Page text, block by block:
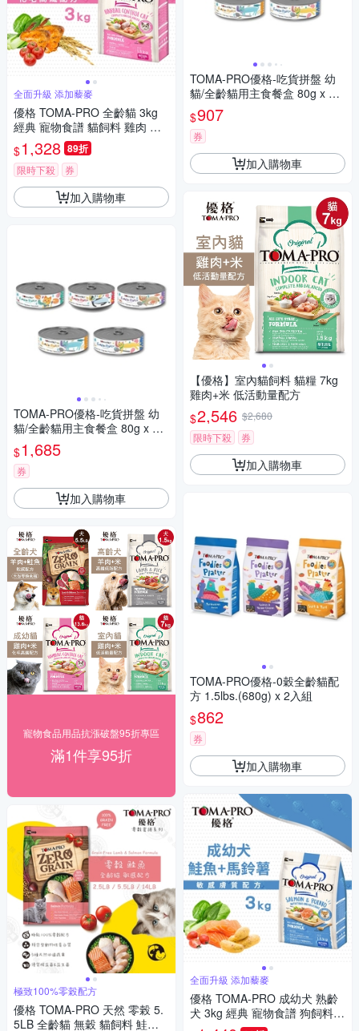
全面升級 添加藜麥
優格 TOMA-PRO 全齡貓 3kg
經典 寵物食譜 貓飼料 雞肉 米
天然糧 營養 藜麥
$1,328 89折
限時下殺 券
加入購物車
TOMA-PRO優格-吃貨拼盤 幼
貓/全齡貓用主食餐盒 80g x 48
入組
$1,685
券
加入購物車
寵物食品用品抗漲破盤95折專區
滿1件享95折
極致100%零榖配方
優格 TOMA-PRO 天然 零榖 5.
5LB 全齡貓 無穀 貓飼料 鮭魚 5
TOMA-PRO優格-吃貨拼盤 幼
貓/全齡貓用主食餐盒 80g x 24
入組
$907
券
加入購物車
【優格】室內貓飼料 貓糧 7kg
雞肉+米 低活動量配方
$2,546 $2,680
限時下殺
券
加入購物車
TOMA-PRO優格-0穀全齡貓配
方 1.5lbs.(680g) x 2入組
$862
券
加入購物車
全面升級 添加藜麥
優格 TOMA-PRO 成幼犬 熟齡
犬 3kg 經典 寵物食譜 狗飼料
熟齡 鮭魚 馬鈴薯 藜麥